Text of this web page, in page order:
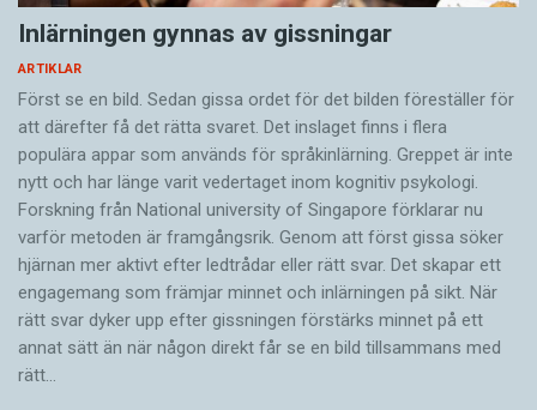
Inlärningen gynnas av gissningar
ARTIKLAR
Först se en bild. Sedan gissa ordet för det bilden föreställer för
att därefter få det rätta svaret. Det inslaget finns i flera
populära appar som används för språkinlärning. Greppet är inte
nytt och har länge varit vedertaget inom kognitiv psykologi.
Forskning från National university of Singa­pore förklarar nu
varför metoden är framgångsrik. Genom att först gissa ­söker
hjärnan mer aktivt ­efter ledtrådar eller rätt svar. Det skapar ett
engagemang som främjar minnet och inlärningen på sikt. När
rätt svar dyker upp efter gissningen förstärks minnet på ett
annat sätt än när någon direkt får se en bild tillsammans med
rätt…